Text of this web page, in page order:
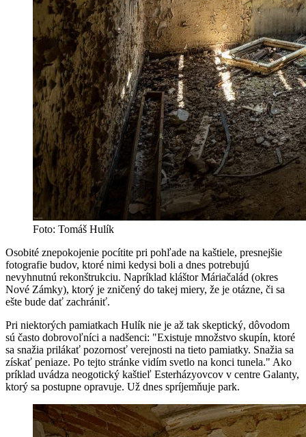
Foto: Tomáš Hulík
Osobité znepokojenie pocítite pri pohľade na kaštiele, presnejšie
fotografie budov, ktoré nimi kedysi boli a dnes potrebujú
nevyhnutnú rekonštrukciu. Napríklad kláštor Máriačalád (okres
Nové Zámky), ktorý je zničený do takej miery, že je otázne, či sa
ešte bude dať zachrániť.
Pri niektorých pamiatkach Hulík nie je až tak skeptický, dôvodom
sú často dobrovoľníci a nadšenci: "Existuje množstvo skupín, ktoré
sa snažia prilákať pozornosť verejnosti na tieto pamiatky. Snažia sa
získať peniaze. Po tejto stránke vidím svetlo na konci tunela." Ako
príklad uvádza neogotický kaštieľ Esterházyovcov v centre Galanty,
ktorý sa postupne opravuje. Už dnes spríjemňuje park.